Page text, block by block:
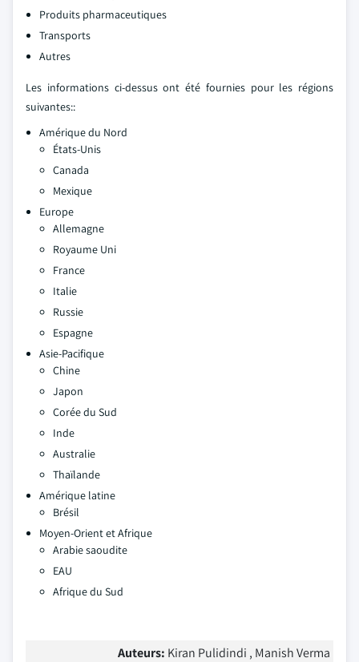
Produits pharmaceutiques
Transports
Autres
Les informations ci-dessus ont été fournies pour les régions
suivantes::
Amérique du Nord
États-Unis
Canada
Mexique
Europe
Allemagne
Royaume Uni
France
Italie
Russie
Espagne
Asie-Pacifique
Chine
Japon
Corée du Sud
Inde
Australie
Thaïlande
Amérique latine
Brésil
Moyen-Orient et Afrique
Arabie saoudite
EAU
Afrique du Sud
Auteurs: Kiran Pulidindi , Manish Verma